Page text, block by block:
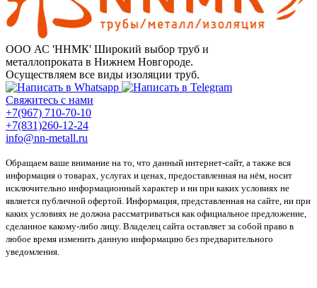
ООО АС 'ННМК' Широкий выбор труб и
металлопроката в Нижнем Новгороде.
Осуществляем все виды изоляции труб.
Свяжитесь с нами
+7(967) 710-70-10
+7(831)260-12-24
info@nn-metall.ru
Обращаем ваше внимание на то, что данный интернет-сайт, а также вся
информация о товарах, услугах и ценах, предоставленная на нём, носит
исключительно информационный характер и ни при каких условиях не
является публичной офертой. Информация, представленная на сайте, ни при
каких условиях не должна рассматриваться как официальное предложение,
сделанное какому-либо лицу. Владелец сайта оставляет за собой право в
любое время изменить данную информацию без предварительного
уведомления.